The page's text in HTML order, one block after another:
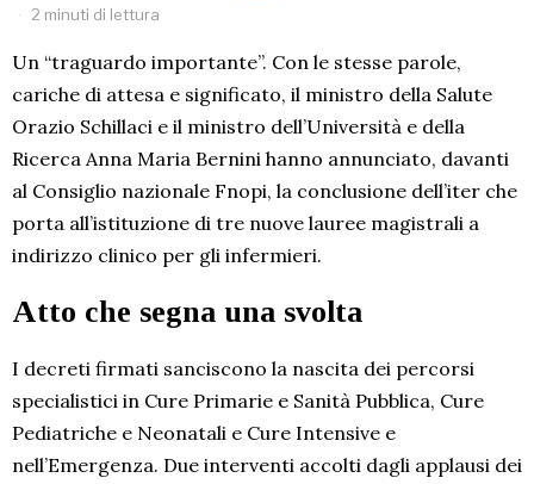
2 minuti di lettura
Un “traguardo importante”. Con le stesse parole,
cariche di attesa e significato, il ministro della Salute
Orazio Schillaci e il ministro dell’Università e della
Ricerca Anna Maria Bernini hanno annunciato, davanti
al Consiglio nazionale Fnopi, la conclusione dell’iter che
porta all’istituzione di tre nuove lauree magistrali a
indirizzo clinico per gli infermieri.
Atto che segna una svolta
I decreti firmati sanciscono la nascita dei percorsi
specialistici in Cure Primarie e Sanità Pubblica, Cure
Pediatriche e Neonatali e Cure Intensive e
nell’Emergenza. Due interventi accolti dagli applausi dei